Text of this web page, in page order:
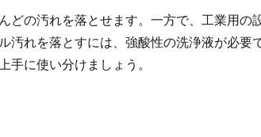
どの汚れを落とせます。一方で、工業用
汚れを落とすには、強酸性の洗浄液が必
に使い分けましょう。